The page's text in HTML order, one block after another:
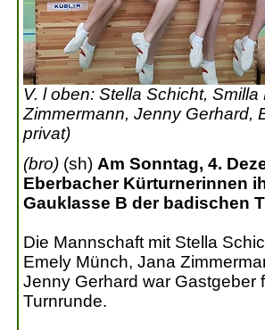
V. l oben: Stella Schicht,
Zimmermann, Jenny Gerhard,
privat)
(bro) (sh) Am Sonntag, 4.
Eberbacher Kürturnerinnen
Gauklasse B der badischen
Die Mannschaft mit Stella
Emely Münch, Jana
Jenny Gerhard war Gastgeber
Turnrunde.